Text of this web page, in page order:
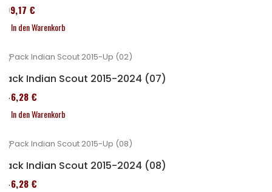
299,17 €
In den Warenkorb
Pack Indian Scout 2015-2024 (07)
246,28 €
In den Warenkorb
Pack Indian Scout 2015-2024 (08)
246,28 €